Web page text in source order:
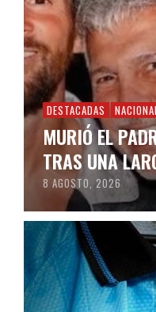
DESTACADAS
MURIÓ EL
TRAS UNA
8 AGOSTO, 2026